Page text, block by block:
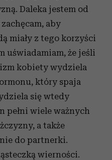
Daleka jestem od
aby
miały z tego korzyści
uświadamiam, że jeśli
kobiety wydziela
który spaja
się wtedy
pełni wiele ważnych
a także
do partnerki.
wierności.